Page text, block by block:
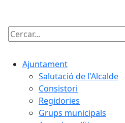
Cercar:
Ajuntament
Salutació de l'Alcalde
Consistori
Regidories
Grups municipals